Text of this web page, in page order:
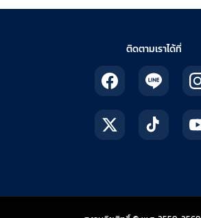
ติดตามเราได้ที่